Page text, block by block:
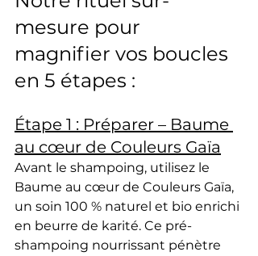
mesure pour
magnifier vos boucles
en 5 étapes :
Étape 1 : Préparer – Baume
au cœur de Couleurs Gaïa
Avant le shampoing, utilisez le
Baume au cœur de Couleurs Gaïa,
un soin 100 % naturel et bio enrichi
en beurre de karité. Ce pré-
shampoing nourrissant pénètre